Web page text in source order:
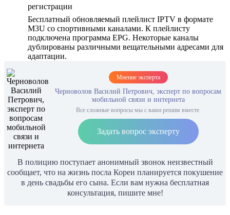
регистрации
Бесплатный обновляемый плейлист IPTV в формате
M3U со спортивными каналами. К плейлисту
подключена программа EPG. Некоторые каналы
дублированы различными вещательными адресами для
адаптации.
Мнение эксперта
Черноволов Василий Петрович, эксперт по вопросам
мобильной связи и интернета
Все сложные вопросы мы с вами решим вместе.
Задать вопрос эксперту
В полицию поступает анонимный звонок неизвестный
сообщает, что на жизнь посла Кореи планируется покушение
в день свадьбы его сына. Если вам нужна бесплатная
консультация, пишите мне!